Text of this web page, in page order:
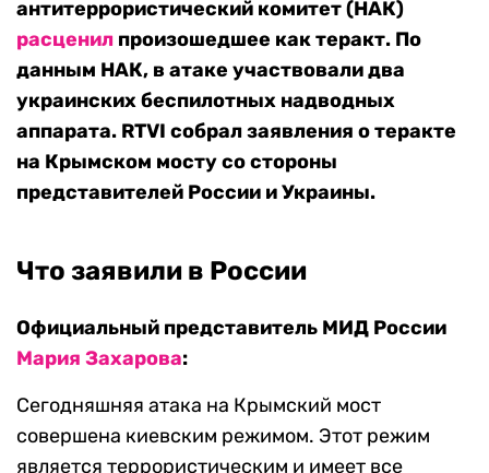
антитеррористический комитет (НАК)
расценил произошедшее как теракт. По
данным НАК, в атаке участвовали два
украинских беспилотных надводных
аппарата. RTVI собрал заявления о теракте
на Крымском мосту со стороны
представителей России и Украины.
Что заявили в России
Официальный представитель МИД России
Мария Захарова:
Сегодняшняя атака на Крымский мост
совершена киевским режимом. Этот режим
является террористическим и имеет все